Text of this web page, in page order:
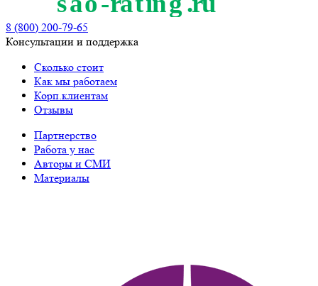
8 (800) 200-79-65
Консультации и поддержка
Сколько стоит
Как мы работаем
Корп.клиентам
Отзывы
Партнерство
Работа у нас
Авторы и СМИ
Материалы